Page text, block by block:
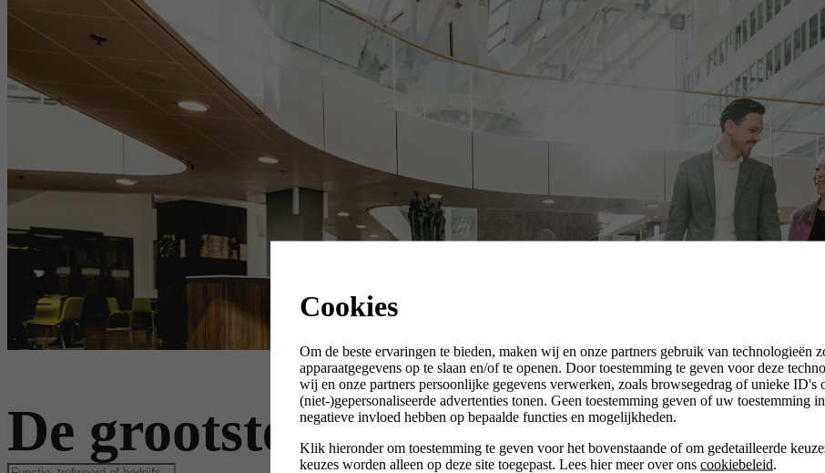
De grootste vacaturesitevoor de
Cookies
Om de beste ervaringen te bieden, maken wij en onze partners gebruik van technologieën
apparaatgegevens op te slaan en/of te openen. Door toestemming te geven voor deze
wij en onze partners persoonlijke gegevens verwerken, zoals browsegedrag of unieke ID's
(niet-)gepersonaliseerde advertenties tonen. Geen toestemming geven of uw toestemming
negatieve invloed hebben op bepaalde functies en mogelijkheden.
Klik hieronder om toestemming te geven voor het bovenstaande of om gedetailleerde
keuzes worden alleen op deze site toegepast. Lees hier meer over ons cookiebeleid.